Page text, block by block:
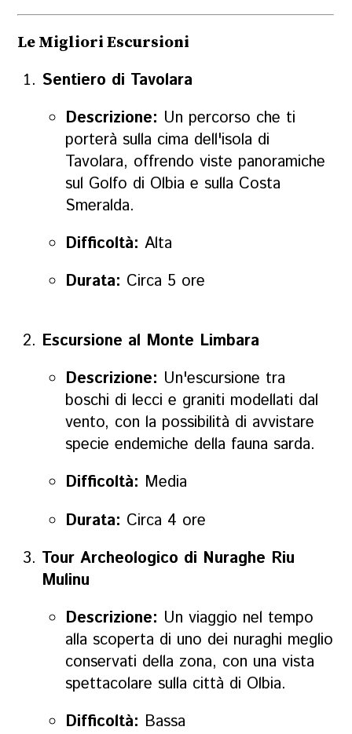
Le Migliori Escursioni
Sentiero di Tavolara
Descrizione: Un percorso che ti
porterà sulla cima dell'isola di
Tavolara, offrendo viste panoramiche
sul Golfo di Olbia e sulla Costa
Smeralda.
Difficoltà: Alta
Durata: Circa 5 ore
Escursione al Monte Limbara
Descrizione: Un'escursione tra
boschi di lecci e graniti modellati dal
vento, con la possibilità di avvistare
specie endemiche della fauna sarda.
Difficoltà: Media
Durata: Circa 4 ore
Tour Archeologico di Nuraghe Riu
Mulinu
Descrizione: Un viaggio nel tempo
alla scoperta di uno dei nuraghi meglio
conservati della zona, con una vista
spettacolare sulla città di Olbia.
Difficoltà: Bassa